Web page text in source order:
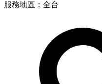
服務地區：全台